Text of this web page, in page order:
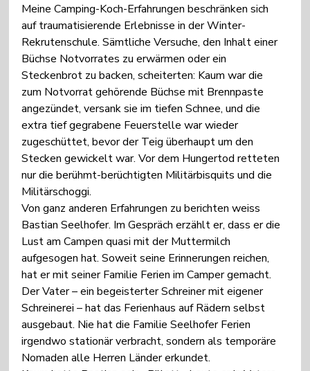
Meine Camping-Koch-Erfahrungen beschränken sich
auf traumatisierende Erlebnisse in der Winter-
Rekrutenschule. Sämtliche Versuche, den Inhalt einer
Büchse Notvorrates zu erwärmen oder ein
Steckenbrot zu backen, scheiterten: Kaum war die
zum Notvorrat gehörende Büchse mit Brennpaste
angezündet, versank sie im tiefen Schnee, und die
extra tief gegrabene Feuerstelle war wieder
zugeschüttet, bevor der Teig überhaupt um den
Stecken gewickelt war. Vor dem Hungertod retteten
nur die berühmt-berüchtigten Militärbisquits und die
Militärschoggi.
Von ganz anderen Erfahrungen zu berichten weiss
Bastian Seelhofer. Im Gespräch erzählt er, dass er die
Lust am Campen quasi mit der Muttermilch
aufgesogen hat. Soweit seine Erinnerungen reichen,
hat er mit seiner Familie Ferien im Camper gemacht.
Der Vater – ein begeisterter Schreiner mit eigener
Schreinerei – hat das Ferienhaus auf Rädern selbst
ausgebaut. Nie hat die Familie Seelhofer Ferien
irgendwo stationär verbracht, sondern als temporäre
Nomaden alle Herren Länder erkundet.